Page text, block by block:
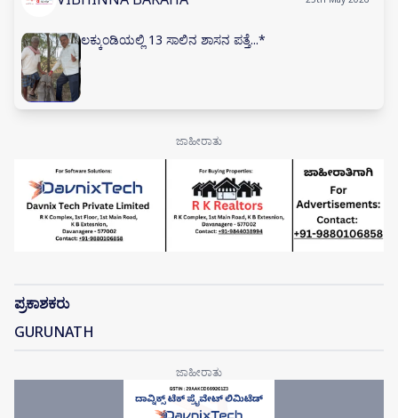
ಲಕ್ಕುಂಡಿಯಲ್ಲಿ 13 ಸಾಲಿನ ಶಾಸನ ಪತ್ತೆ...*
ಪ್ರಕಾಶಕರು
GURUNATH